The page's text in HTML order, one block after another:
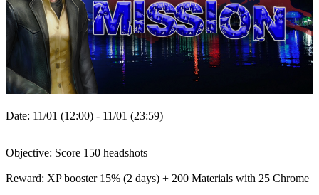
Date: 11/01 (12:00) - 11/01 (23:59)
Objective: Score 150 headshots
Reward: XP booster 15% (2 days) + 200 Materials with 25 Chrome